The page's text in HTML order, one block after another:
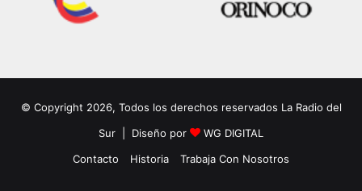
© Copyright 2026, Todos los derechos reservados La Radio del
Sur | Diseño por
WG DIGITAL
Contacto
Historia Trabaja Con Nosotros